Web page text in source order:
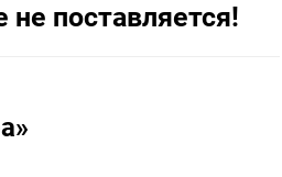
не поставляется!